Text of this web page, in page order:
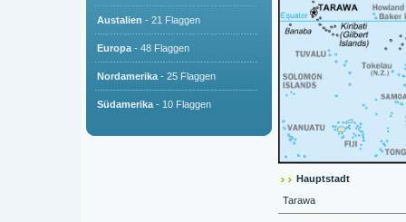
Hauptstadt
Tarawa
Austalien - 21 Flaggen
Europa - 48 Flaggen
Nordamerika - 25 Flaggen
Südamerika - 10 Flaggen